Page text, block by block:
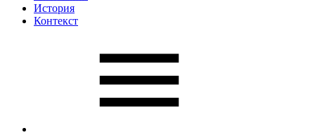
История
Контекст